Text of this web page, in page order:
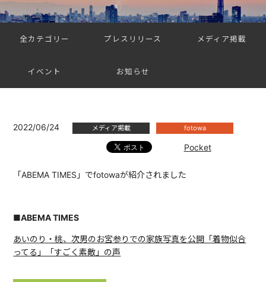
全カテゴリー プレスリリース メディア掲載
イベント お知らせ
2022/06/24 メディア掲載 fotowa
Pocket
「ABEMA TIMES」でfotowaが紹介されました
■ABEMA TIMES
あいのり・桃、次男のお宮参りでの家族写真を公開「着物似合
ってる」「すごく素敵」の声